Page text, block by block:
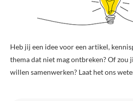
Heb jij een idee voor een artikel,
thema dat niet mag ontbreken? Of zou
willen samenwerken? Laat het ons